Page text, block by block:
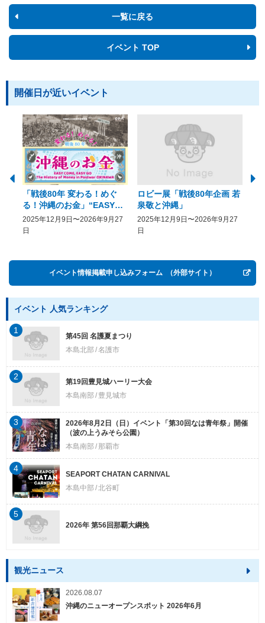
一覧に戻る
イベント TOP
開催日が近いイベント
「戦後80年 変わる！めぐ
る！沖縄のお金」“EASY
COME, EASY GO － The
History of Money in
2025年12月9日〜2026年9月27
日
ロビー展「戦後80年企画 若
泉敬と沖縄」
2025年12月9日〜2026年9月27
日
イベント情報掲載申し込みフォーム （外部サイト）
イベント 人気ランキング
第45回 名護夏まつり
本島北部 名護市
1
第19回豊見城ハーリー大会
本島南部
豊見城市
2
2026年8月2日（日）イベント「第30回なは青年祭」開催
（波の上うみそら公園）
本島南部
那覇市
3
SEAPORT CHATAN CARNIVAL
本島中部 北谷町
4
2026年 第56回那覇大綱挽
5
観光ニュース
2026.08.07
沖縄のニューオープンスポット 2026年6月